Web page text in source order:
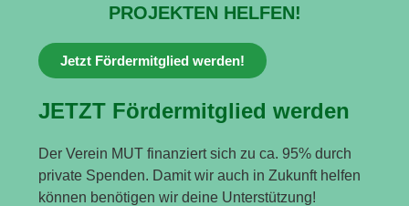
PROJEKTEN HELFEN!
Jetzt Fördermitglied werden!
JETZT Fördermitglied werden
Der Verein MUT finanziert sich zu ca. 95% durch
private Spenden. Damit wir auch in Zukunft helfen
können benötigen wir deine Unterstützung!